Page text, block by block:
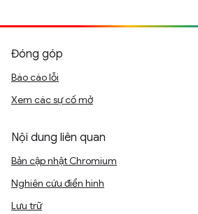
Đóng góp
Báo cáo lỗi
Xem các sự cố mở
Nội dung liên quan
Bản cập nhật Chromium
Nghiên cứu điển hình
Lưu trữ